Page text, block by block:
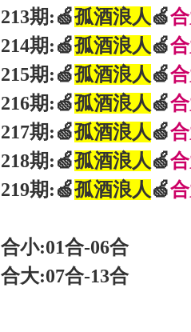
213期:🍏孤酒浪人 🍏
214期:🍏孤酒浪人 🍏
215期:🍏孤酒浪人 🍏
216期:🍏孤酒浪人 🍏
217期:🍏孤酒浪人 🍏
218期:🍏孤酒浪人 🍏
219期:🍏孤酒浪人 🍏
合小:01合-06合
合大:07合-13合